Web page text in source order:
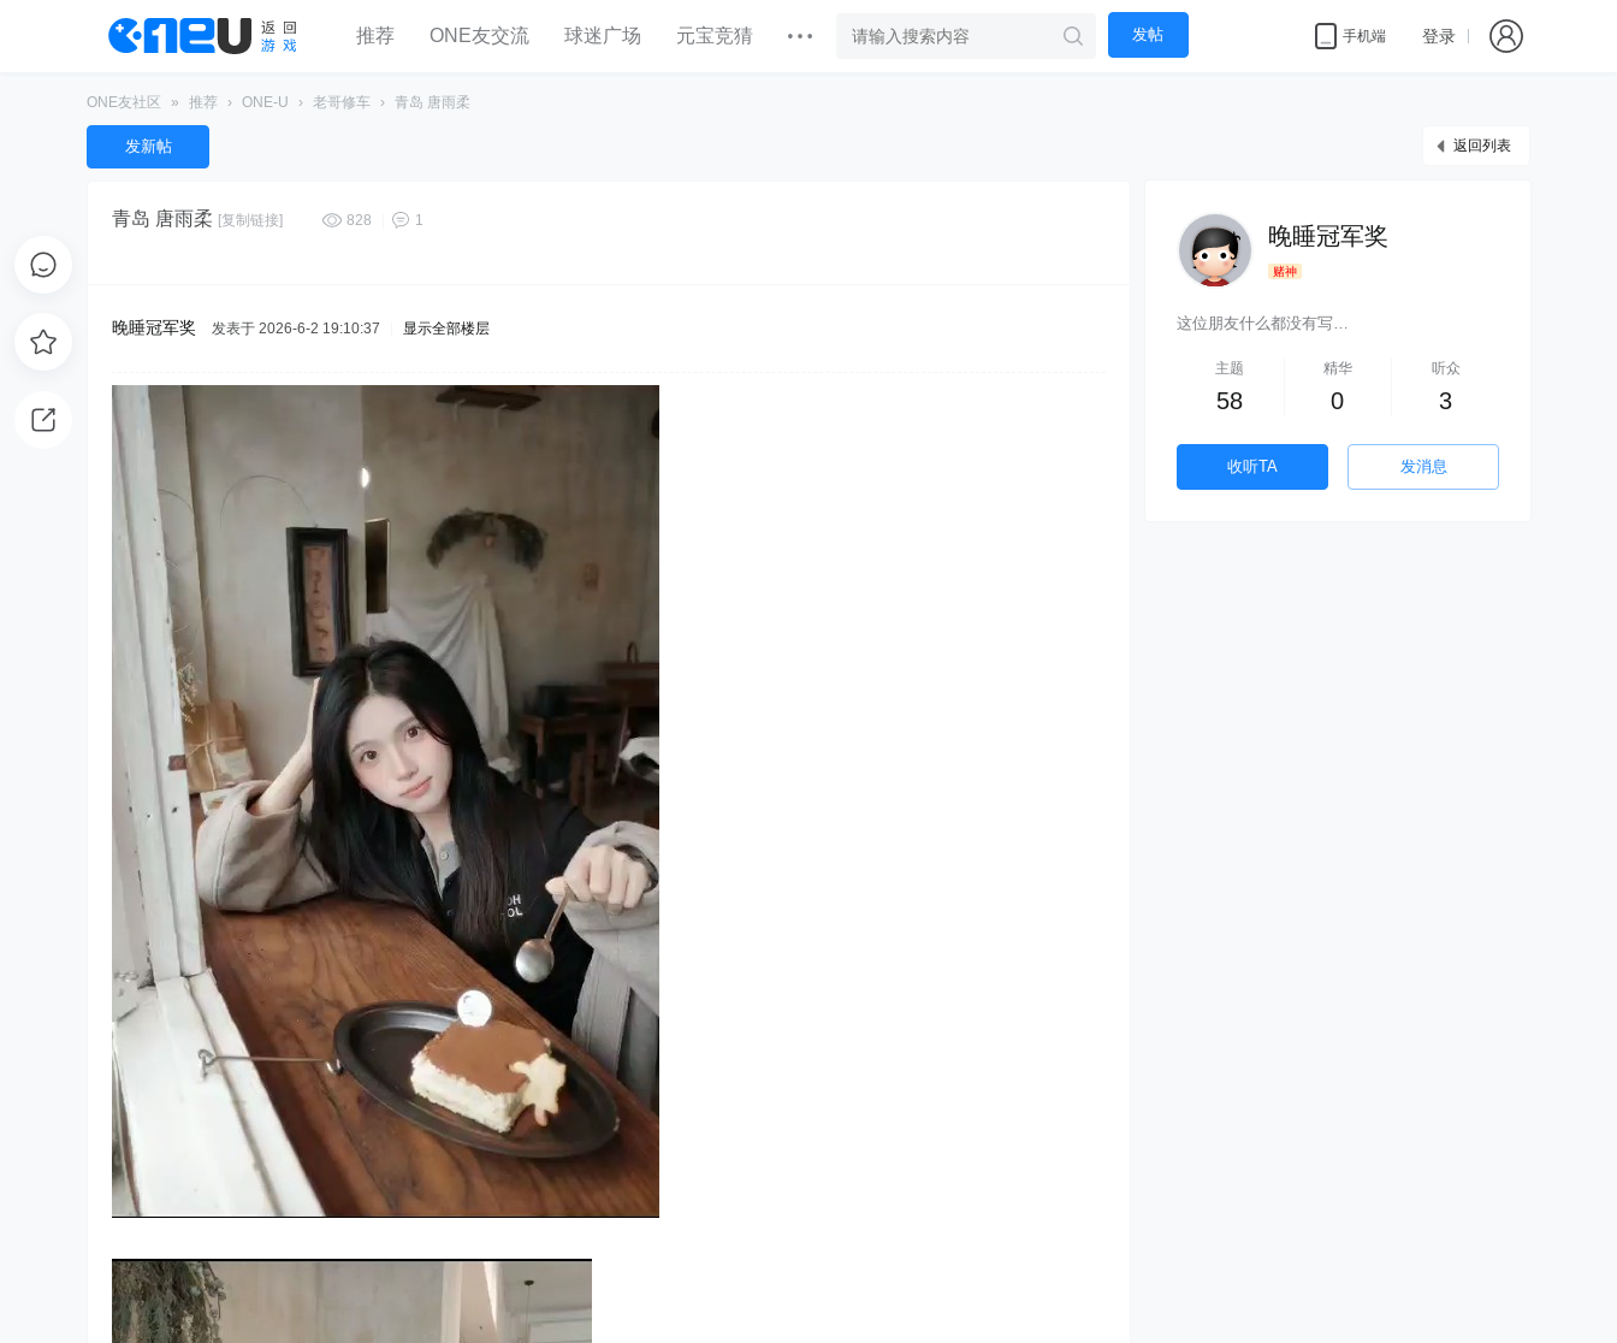
推荐 ONE友交流 球迷广场 元宝竞猜 发帖 手机端 登录
ONE友社区 » 推荐 › ONE-U › 老哥修车 › 青岛 唐雨柔
返回列表
发新帖
青岛 唐雨柔 [复制链接] 828 1
晚睡冠军奖 发表于 2026-6-2 19:10:37 显示全部楼层
晚睡冠军奖
赌神
这位朋友什么都没有写…
主题
58
精华
0
听众
3
收听TA 发消息